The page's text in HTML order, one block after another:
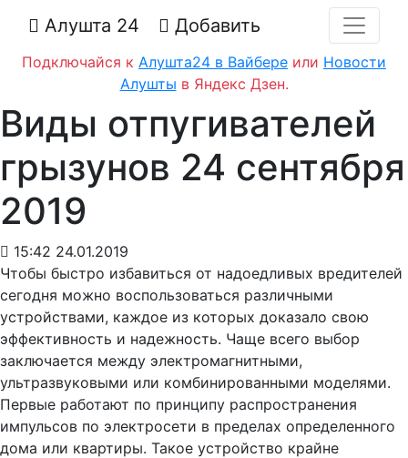
Алушта 24 Добавить
Подключайся к Алушта24 в Вайбере или Новости
Алушты в Яндекс Дзен.
Виды отпугивателей
грызунов 24 сентября
2019
15:42 24.01.2019
Чтобы быстро избавиться от надоедливых вредителей
сегодня можно воспользоваться различными
устройствами, каждое из которых доказало свою
эффективность и надежность. Чаще всего выбор
заключается между электромагнитными,
ультразвуковыми или комбинированными моделями.
Первые работают по принципу распространения
импульсов по электросети в пределах определенного
дома или квартиры. Такое устройство крайне